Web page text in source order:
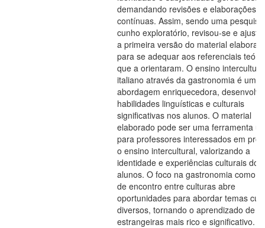
demandando revisões e elaborações
contínuas. Assim, sendo uma
cunho exploratório, revisou-se e
a primeira versão do material
para se adequar aos referenciais
que a orientaram. O ensino
italiano através da gastronomia é uma
abordagem enriquecedora,
habilidades linguísticas e culturais
significativas nos alunos. O material
elaborado pode ser uma ferramenta
para professores interessados em
o ensino intercultural, valorizando a
identidade e experiências culturais dos
alunos. O foco na gastronomia como
de encontro entre culturas abre
oportunidades para abordar temas
diversos, tornando o aprendizado de
estrangeiras mais rico e significativo.